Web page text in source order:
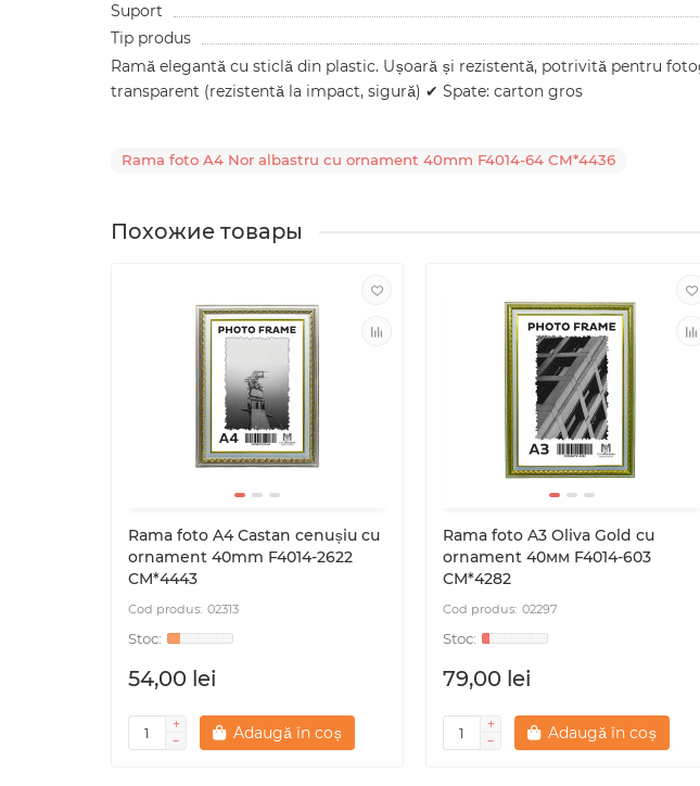
Suport
Tip produs
Ramă elegantă cu sticlă din plastic. Ușoară și rezistentă, potrivită pentru
transparent (rezistentă la impact, sigură) ✔ Spate: carton gros
Rama foto A4 Nor albastru cu ornament 40mm F4014-64 CM*4436
Похожие товары
Rama foto A4 Castan cenușiu cu
ornament 40mm F4014-2622
CM*4443
02313
54,00 lei
Adaugă în coș
Rama foto A3 Oliva Gold cu
ornament 40мм F4014-603
CM*4282
02297
79,00 lei
Adaugă în coș